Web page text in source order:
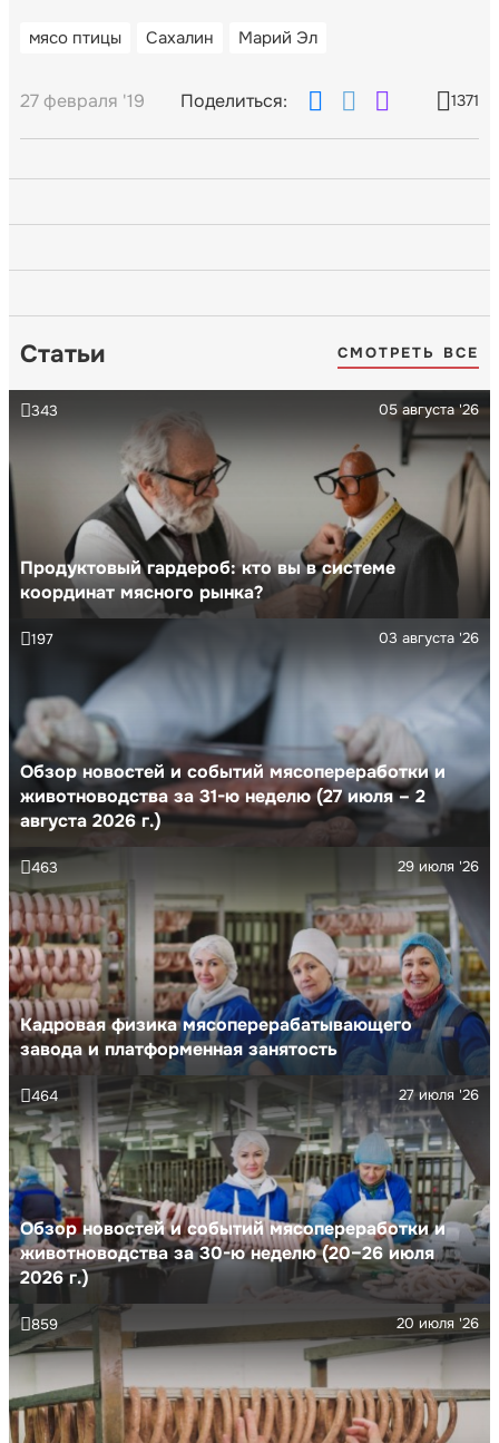
мясо птицы Сахалин Марий Эл
27 февраля '19 Поделиться: 1371
Статьи СМОТРЕТЬ ВСЕ
Продуктовый гардероб: кто вы в системе
координат мясного рынка?
05 августа '26
343
Обзор новостей и событий мясопереработки и
животноводства за 31-ю неделю (27 июля – 2
августа 2026 г.)
03 августа '26
197
Кадровая физика мясоперерабатывающего
завода и платформенная занятость
29 июля '26
463
Обзор новостей и событий мясопереработки и
животноводства за 30-ю неделю (20–26 июля
2026 г.)
27 июля '26
464
20 июля '26
859